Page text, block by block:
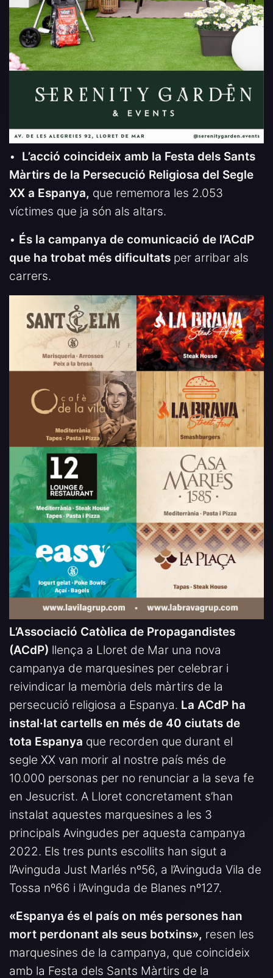
• L’acció coincideix amb la Festa dels Sants
Màrtirs de la Persecució Religiosa del Segle
XX a Espanya, que rememora les 2.053
víctimes que ja són als altars.
• És la campanya de comunicació de l’ACdP
que ha trobat més dificultats per arribar als
carrers.
L’Associació Catòlica de Propagandistes
(ACdP) llença a Lloret de Mar una nova
campanya de marquesines per celebrar i
reivindicar la memòria dels màrtirs de la
persecució religiosa a Espanya. La ACdP ha
instal·lat cartells en més de 40 ciutats de
tota Espanya que recorden que durant el
segle XX van morir al nostre país més de
10.000 personas per no renunciar a la seva fe
en Jesucrist. A Lloret concretament s’han
instalat aquestes marquesines a les 3
principals Avingudes per aquesta campanya
2022. Els tres punts escollits han sigut a
l’Avinguda Just Marlés nº56, a l’Avinguda Vila de
Tossa nº66 i l’Avinguda de Blanes nº127.
«Espanya és el país on més persones han
mort perdonant als seus botxins», resen les
marquesines de la campanya, que coincideix
amb la Festa dels Sants Màrtirs de la